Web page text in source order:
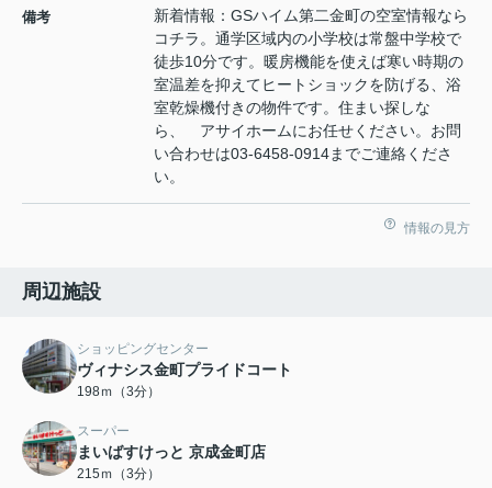
備考
新着情報：GSハイム第二金町の空室情報なら
コチラ。通学区域内の小学校は常盤中学校で
徒歩10分です。暖房機能を使えば寒い時期の
室温差を抑えてヒートショックを防げる、浴
室乾燥機付きの物件です。住まい探しな
ら、 アサイホームにお任せください。お問
い合わせは03-6458-0914までご連絡くださ
い。
情報の見方
周辺施設
ショッピングセンター
ヴィナシス金町プライドコート
198ｍ（3分）
スーパー
まいばすけっと 京成金町店
215ｍ（3分）